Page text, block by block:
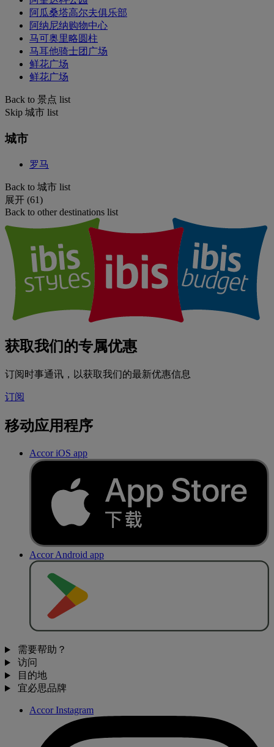
阿瓜桑塔高尔夫俱乐部
阿纳尼纳购物中心
马可奥里略圆柱
马耳他骑士团广场
鲜花广场
鲜花广场
Back to 景点 list
Skip 城市 list
城市
罗马
Back to 城市 list
展开 (61)
Back to other destinations list
获取我们的专属优惠
订阅时事通讯，以获取我们的最新优惠信息
订阅
移动应用程序
Accor iOS app
Accor Android app
需要帮助？
访问
目的地
宜必思品牌
Accor Instagram